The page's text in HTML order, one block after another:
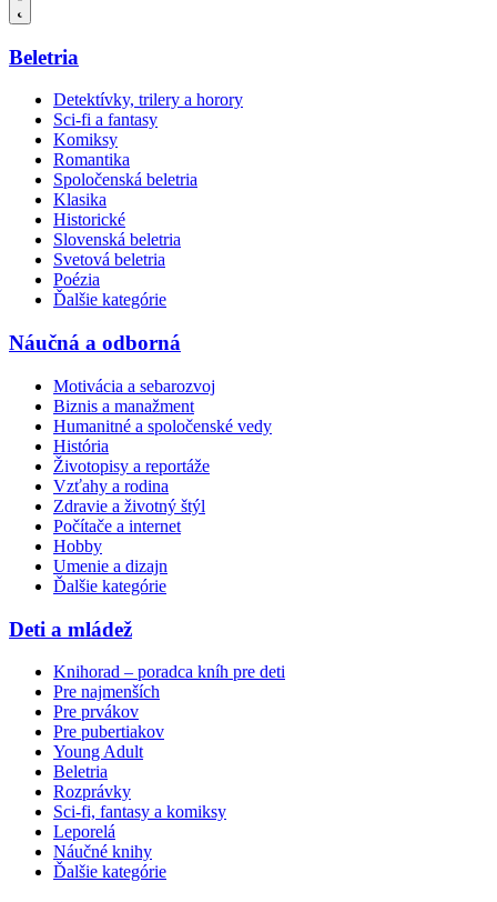
Beletria
Detektívky, trilery a horory
Sci-fi a fantasy
Komiksy
Romantika
Spoločenská beletria
Klasika
Historické
Slovenská beletria
Svetová beletria
Poézia
Ďalšie kategórie
Náučná a odborná
Motivácia a sebarozvoj
Biznis a manažment
Humanitné a spoločenské vedy
História
Životopisy a reportáže
Vzťahy a rodina
Zdravie a životný štýl
Počítače a internet
Hobby
Umenie a dizajn
Ďalšie kategórie
Deti a mládež
Knihorad – poradca kníh pre deti
Pre najmenších
Pre prvákov
Pre pubertiakov
Young Adult
Beletria
Rozprávky
Sci-fi, fantasy a komiksy
Leporelá
Náučné knihy
Ďalšie kategórie